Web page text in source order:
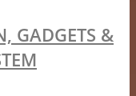
GADGETS &